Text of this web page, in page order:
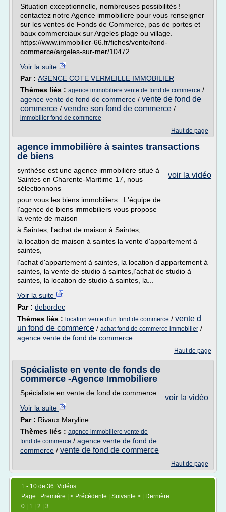
Situation exceptionnelle, nombreuses possibilités !
contactez notre Agence immobiliere pour vous renseigner
sur les ventes de Fonds de Commerce, pas de portes et
baux commerciaux sur Argeles plage ou village.
https://www.immobilier-66.fr/fiches/vente/fond-
commerce/argeles-sur-mer/10472
Voir la suite
Par : AGENCE COTE VERMEILLE IMMOBILIER
Thèmes liés : agence immobiliere vente de fond de commerce /
agence vente de fond de commerce / vente de fond de
commerce / vendre son fond de commerce /
immobilier fond de commerce
Haut de page
agence immobilière à saintes transactions
de biens
voir la vidéo
synthèse est une agence immobilière situé à
Saintes en Charente-Maritime 17, nous
sélectionnons
pour vous les biens immobiliers . L'équipe de
l'agence de biens immobiliers vous propose
la vente de maison
à Saintes, l'achat de maison à Saintes,
la location de maison à saintes la vente d'appartement à
saintes,
l'achat d'appartement à saintes, la location d'appartement à
saintes, la vente de studio à saintes,l'achat de studio à
saintes, la location de studio à saintes, la...
Voir la suite
Par : debordec
Thèmes liés : location vente d'un fond de commerce / vente d
un fond de commerce / achat fond de commerce immobilier /
agence vente de fond de commerce
Haut de page
Spécialiste en vente de fonds de
commerce -Agence Immobiliere
voir la vidéo
Spécialiste en vente de fond de commerce
Voir la suite
Par : Rivaux Maryline
Thèmes liés : agence immobiliere vente de
fond de commerce / agence vente de fond de
commerce / vente de fond de commerce
Haut de page
1 - 10 de 36 Vidéos
Page : Première | < Précédente | Suivante > |
Dernière
0
1 2 3